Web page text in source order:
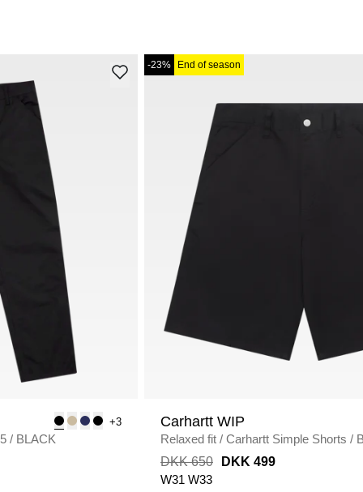
+3
/ BLACK
-23% End of season
Carhartt WIP
Relaxed fit / Carhartt Simple Shorts /
DKK 650
DKK 499
W31 W33